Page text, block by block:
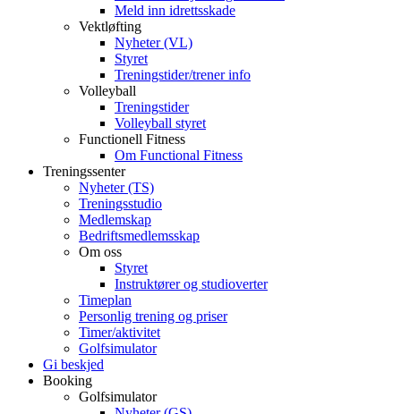
Meld inn idrettsskade
Vektløfting
Nyheter (VL)
Styret
Treningstider/trener info
Volleyball
Treningstider
Volleyball styret
Functionell Fitness
Om Functional Fitness
Treningssenter
Nyheter (TS)
Treningsstudio
Medlemskap
Bedriftsmedlemsskap
Om oss
Styret
Instruktører og studioverter
Timeplan
Personlig trening og priser
Timer/aktivitet
Golfsimulator
Gi beskjed
Booking
Golfsimulator